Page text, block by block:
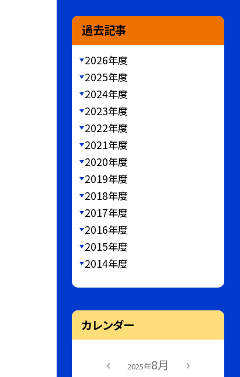
過去記事
2026年度
2025年度
2024年度
2023年度
2022年度
2021年度
2020年度
2019年度
2018年度
2017年度
2016年度
2015年度
2014年度
カレンダー
2025年8月